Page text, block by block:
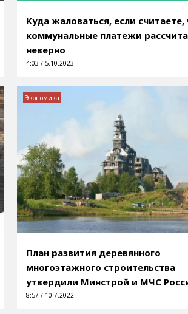
Куда жаловаться, если считаете,
коммунальные платежи
неверно
4:03 / 5.10.2023
План развития деревянного
многоэтажного строительства
утвердили Минстрой и МЧС
8:57 / 10.7.2022
Экономика